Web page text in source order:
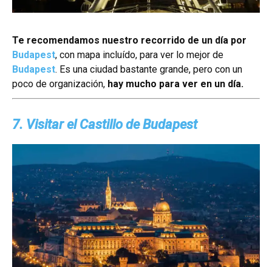
Te recomendamos nuestro recorrido de un día por
Budapest, con mapa incluído, para ver lo mejor de
Budapest. Es una ciudad bastante grande, pero con un
poco de organización, hay mucho para ver en un día.
7. Visitar el Castillo de Budapest